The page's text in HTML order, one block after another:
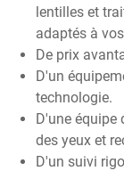
lentilles et
adaptés à
De prix
D'un
technologie.
D'une équipe
des yeux et
D'un suivi